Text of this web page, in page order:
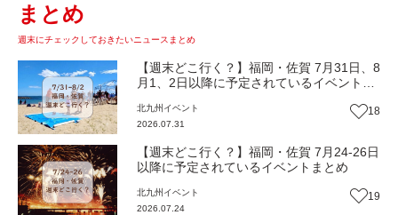
まとめ
週末にチェックしておきたいニュースまとめ
【週末どこ行く？】福岡・佐賀 7月31日、8
月1、2日以降に予定されているイベントま
北九州 イベント
2026.07.31
18
【週末どこ行く？】福岡・佐賀 7月24-26日
以降に予定されているイベントまとめ
北九州 イベント
2026.07.24
19